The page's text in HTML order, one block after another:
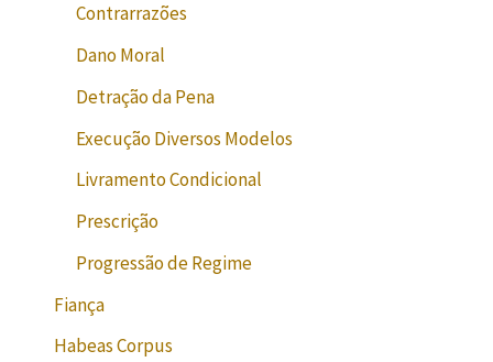
Contrarrazões
Dano Moral
Detração da Pena
Execução Diversos Modelos
Livramento Condicional
Prescrição
Progressão de Regime
Fiança
Habeas Corpus